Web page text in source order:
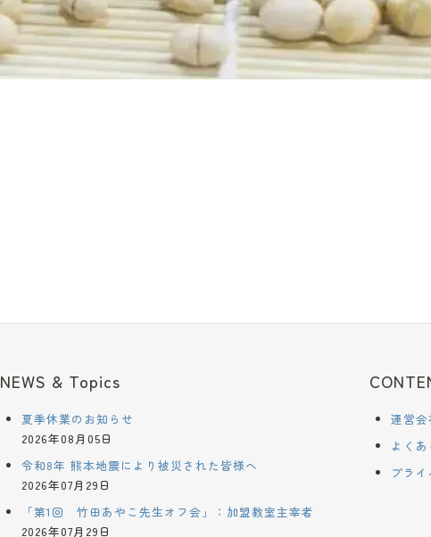
NEWS & Topics
夏季休業のお知らせ
2026年08月05日
令和8年 熊本地震により被災された皆様へ
2026年07月29日
「第1回 竹田あやこ先生オフ会」：加盟教室主宰者
2026年07月29日
運営会
よく
プラ